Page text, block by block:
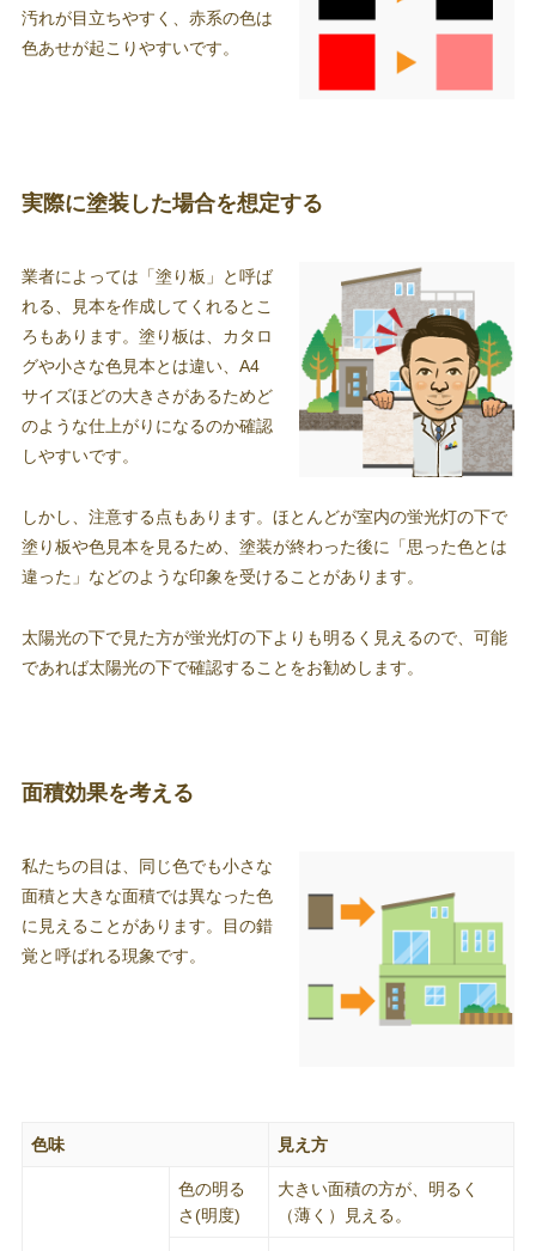
汚れが目立ちやすく、赤系の色は
色あせが起こりやすいです。
実際に塗装した場合を想定する
業者によっては「塗り板」と呼ば
れる、見本を作成してくれるとこ
ろもあります。塗り板は、カタロ
グや小さな色見本とは違い、A4
サイズほどの大きさがあるためど
のような仕上がりになるのか確認
しやすいです。
しかし、注意する点もあります。ほとんどが室内の蛍光灯の下で
塗り板や色見本を見るため、塗装が終わった後に「思った色とは
違った」などのような印象を受けることがあります。
太陽光の下で見た方が蛍光灯の下よりも明るく見えるので、可能
であれば太陽光の下で確認することをお勧めします。
面積効果を考える
私たちの目は、同じ色でも小さな
面積と大きな面積では異なった色
に見えることがあります。目の錯
覚と呼ばれる現象です。
色味 見え方
色の明る
さ(明度)
大きい面積の方が、明るく
（薄く）見える。